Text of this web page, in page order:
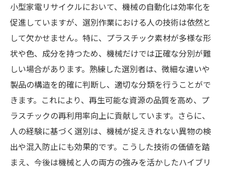
小型家電リサイクルにおいて、機械の自動化は効率化を
促進していますが、選別作業における人の技術は依然と
して欠かせません。特に、プラスチック素材が多様な形
状や色、成分を持つため、機械だけでは正確な分別が難
しい場合があります。熟練した選別者は、微細な違いや
製品の構造を的確に判断し、適切な分類を行うことがで
きます。これにより、再生可能な資源の品質を高め、プ
ラスチックの再利用率向上に貢献しています。さらに、
人の経験に基づく選別は、機械が捉えきれない異物の検
出や混入防止にも効果的です。こうした技術の価値を踏
まえ、今後は機械と人の両方の強みを活かしたハイブリ